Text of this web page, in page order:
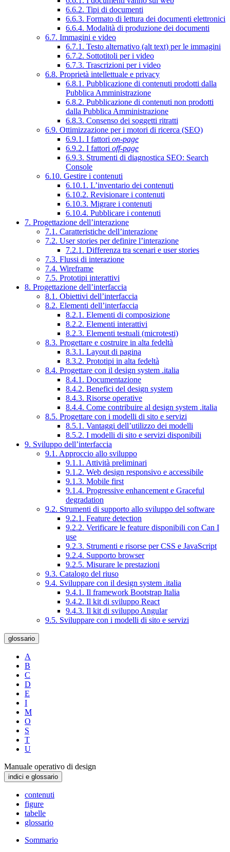
6.6.2. Tipi di documenti
6.6.3. Formato di lettura dei documenti elettronici
6.6.4. Modalità di produzione dei documenti
6.7. Immagini e video
6.7.1. Testo alternativo (alt text) per le immagini
6.7.2. Sottotitoli per i video
6.7.3. Trascrizioni per i video
6.8. Proprietà intellettuale e privacy
6.8.1. Pubblicazione di contenuti prodotti dalla
Pubblica Amministrazione
6.8.2. Pubblicazione di contenuti non prodotti
dalla Pubblica Amministrazione
6.8.3. Consenso dei soggetti ritratti
6.9. Ottimizzazione per i motori di ricerca (SEO)
6.9.1. I fattori on-page
6.9.2. I fattori off-page
6.9.3. Strumenti di diagnostica SEO: Search
Console
6.10. Gestire i contenuti
6.10.1. L’inventario dei contenuti
6.10.2. Revisionare i contenuti
6.10.3. Migrare i contenuti
6.10.4. Pubblicare i contenuti
7. Progettazione dell’interazione
7.1. Caratteristiche dell’interazione
7.2. User stories per definire l’interazione
7.2.1. Differenza tra scenari e user stories
7.3. Flussi di interazione
7.4. Wireframe
7.5. Prototipi interattivi
8. Progettazione dell’interfaccia
8.1. Obiettivi dell’interfaccia
8.2. Elementi dell’interfaccia
8.2.1. Elementi di composizione
8.2.2. Elementi interattivi
8.2.3. Elementi testuali (microtesti)
8.3. Progettare e costruire in alta fedeltà
8.3.1. Layout di pagina
8.3.2. Prototipi in alta fedeltà
8.4. Progettare con il design system .italia
8.4.1. Documentazione
8.4.2. Benefici del design system
8.4.3. Risorse operative
8.4.4. Come contribuire al design system .italia
8.5. Progettare con i modelli di sito e servizi
8.5.1. Vantaggi dell’utilizzo dei modelli
8.5.2. I modelli di sito e servizi disponibili
9. Sviluppo dell’interfaccia
9.1. Approccio allo sviluppo
9.1.1. Attività preliminari
9.1.2. Web design responsivo e accessibile
9.1.3. Mobile first
9.1.4. Progressive enhancement e Graceful
degradation
9.2. Strumenti di supporto allo sviluppo del software
9.2.1. Feature detection
9.2.2. Verificare le feature disponibili con Can I
use
9.2.3. Strumenti e risorse per CSS e JavaScript
9.2.4. Supporto browser
9.2.5. Misurare le prestazioni
9.3. Catalogo del riuso
9.4. Sviluppare con il design system .italia
9.4.1. Il framework Bootstrap Italia
9.4.2. Il kit di sviluppo React
9.4.3. Il kit di sviluppo Angular
9.5. Sviluppare con i modelli di sito e servizi
glossario
A
B
C
D
E
I
M
O
S
T
U
Manuale operativo di design
indici e glossario
contenuti
figure
tabelle
glossario
Sommario